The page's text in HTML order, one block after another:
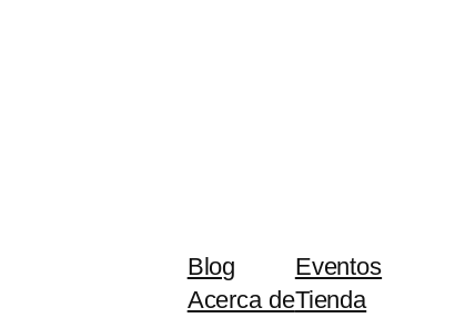
Blog
Acerca de
Eventos
Tienda